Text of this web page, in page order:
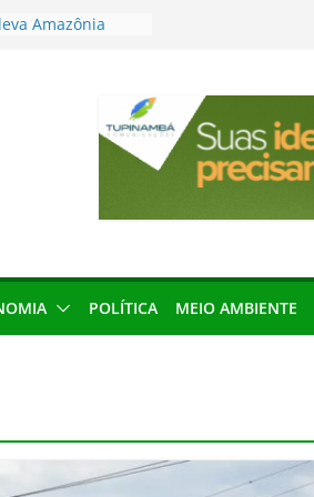
Amazônia
de 2027
local impróprio
fogo no Cemitério
protagonismo
podem barrar
POLÍTICA MEIO AMBIENTE